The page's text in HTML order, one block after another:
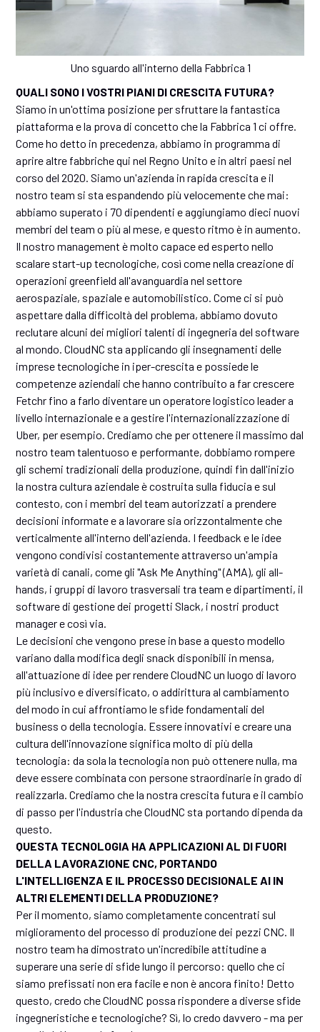
Uno sguardo all'interno della Fabbrica 1
QUALI SONO I VOSTRI PIANI DI CRESCITA FUTURA?
Siamo in un'ottima posizione per sfruttare la fantastica
piattaforma e la prova di concetto che la Fabbrica 1 ci offre.
Come ho detto in precedenza, abbiamo in programma di
aprire altre fabbriche qui nel Regno Unito e in altri paesi nel
corso del 2020. Siamo un'azienda in rapida crescita e il
nostro team si sta espandendo più velocemente che mai:
abbiamo superato i 70 dipendenti e aggiungiamo dieci nuovi
membri del team o più al mese, e questo ritmo è in aumento.
Il nostro management è molto capace ed esperto nello
scalare start-up tecnologiche, così come nella creazione di
operazioni greenfield all'avanguardia nel settore
aerospaziale, spaziale e automobilistico. Come ci si può
aspettare dalla difficoltà del problema, abbiamo dovuto
reclutare alcuni dei migliori talenti di ingegneria del software
al mondo. CloudNC sta applicando gli insegnamenti delle
imprese tecnologiche in iper-crescita e possiede le
competenze aziendali che hanno contribuito a far crescere
Fetchr fino a farlo diventare un operatore logistico leader a
livello internazionale e a gestire l'internazionalizzazione di
Uber, per esempio. Crediamo che per ottenere il massimo dal
nostro team talentuoso e performante, dobbiamo rompere
gli schemi tradizionali della produzione, quindi fin dall'inizio
la nostra cultura aziendale è costruita sulla fiducia e sul
contesto, con i membri del team autorizzati a prendere
decisioni informate e a lavorare sia orizzontalmente che
verticalmente all'interno dell'azienda. I feedback e le idee
vengono condivisi costantemente attraverso un'ampia
varietà di canali, come gli "Ask Me Anything" (AMA), gli all-
hands, i gruppi di lavoro trasversali tra team e dipartimenti, il
software di gestione dei progetti Slack, i nostri product
manager e così via.
Le decisioni che vengono prese in base a questo modello
variano dalla modifica degli snack disponibili in mensa,
all'attuazione di idee per rendere CloudNC un luogo di lavoro
più inclusivo e diversificato, o addirittura al cambiamento
del modo in cui affrontiamo le sfide fondamentali del
business o della tecnologia. Essere innovativi e creare una
cultura dell'innovazione significa molto di più della
tecnologia: da sola la tecnologia non può ottenere nulla, ma
deve essere combinata con persone straordinarie in grado di
realizzarla. Crediamo che la nostra crescita futura e il cambio
di passo per l'industria che CloudNC sta portando dipenda da
questo.
QUESTA TECNOLOGIA HA APPLICAZIONI AL DI FUORI
DELLA LAVORAZIONE CNC, PORTANDO
L'INTELLIGENZA E IL PROCESSO DECISIONALE AI IN
ALTRI ELEMENTI DELLA PRODUZIONE?
Per il momento, siamo completamente concentrati sul
miglioramento del processo di produzione dei pezzi CNC. Il
nostro team ha dimostrato un'incredibile attitudine a
superare una serie di sfide lungo il percorso: quello che ci
siamo prefissati non era facile e non è ancora finito! Detto
questo, credo che CloudNC possa rispondere a diverse sfide
ingegneristiche e tecnologiche? Sì, lo credo davvero - ma per